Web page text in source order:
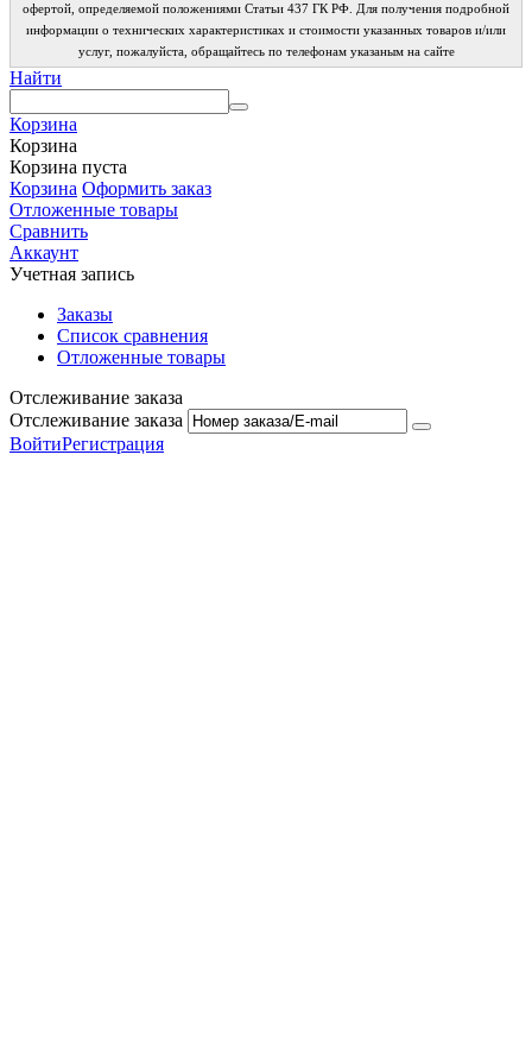
офертой, определяемой положениями Статьи 437 ГК РФ. Для получения подробной
информации о технических характеристиках и стоимости указанных товаров и/или
услуг, пожалуйста, обращайтесь по телефонам указаным на сайте
Найти
Корзина
Корзина
Корзина пуста
Корзина Оформить заказ
Отложенные товары
Сравнить
Аккаунт
Учетная запись
Заказы
Список сравнения
Отложенные товары
Отслеживание заказа
Отслеживание заказа
ВойтиРегистрация